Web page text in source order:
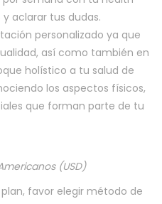
aclarar tus dudas.
personalizado ya que
así como también en
holístico a tu salud de
los aspectos físicos,
que forman parte de tu
(USD)
favor elegir método de